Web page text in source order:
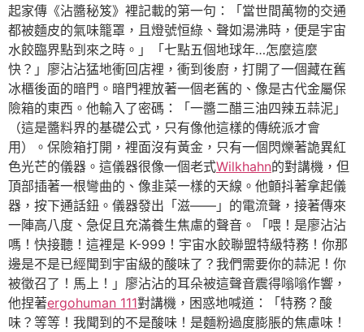
起家傳《沾醬秘笈》裡記載的第一句：「當世間萬物的交通
都被麵皮的氣味籠罩，且燈號恒綠、聲如湯沸時，便是宇宙
水餃臨界點到來之時。」「七點五個地球年…怎麼這麼
快？」廖沾沾猛地衝回店裡，衝到後廚，打開了一個藏在舊
冰櫃後面的暗門。暗門裡放著一個老舊的、像是古代金屬保
險箱的東西。他輸入了密碼：「一醬二醋三油四辣五蒜泥」
（這是醬料界的基礎公式，只有像他這樣的傳統派才會
用）。保險箱打開，裡面沒有黃金，只有一個閃爍著詭異紅
色光芒的儀器。這儀器很像一個老式Wilkhahn的對講機，但
頂部插著一根彎曲的、像韭菜一樣的天線。他顫抖著拿起儀
器，按下通話鈕。儀器發出「滋——」的電流聲，接著傳來
一陣高八度、急促且充滿養生焦慮的聲音。「喂！是廖沾沾
嗎！快接聽！這裡是 K-999！宇宙水餃聯盟特級特務！你那
邊是不是已經聞到宇宙級的酸味了？我們需要你的蒜泥！你
被徵召了！馬上！」廖沾沾的耳朵被這聲音震得嗡嗡作響，
他捏著ergohuman 111對講機，困惑地喊道：「特務？酸
味？等等！我聞到的不是酸味！是麵粉過度膨脹的焦慮味！